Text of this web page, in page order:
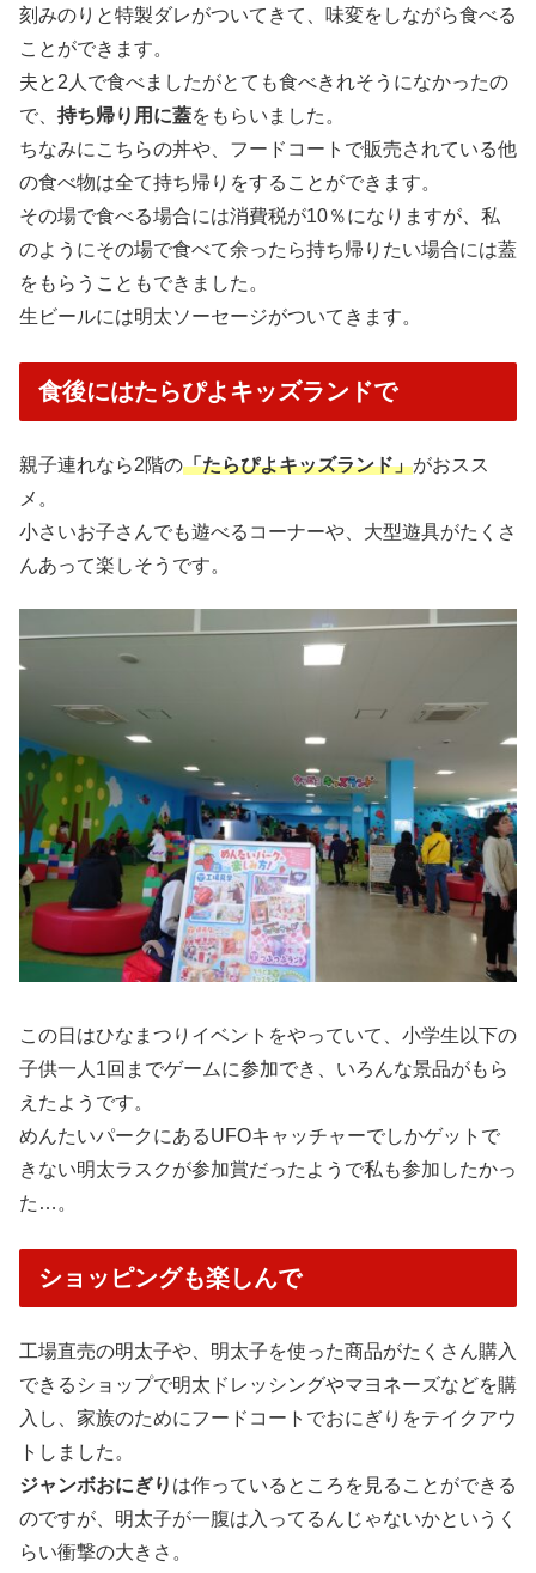
刻みのりと特製ダレがついてきて、味変をしながら食べる
ことができます。
夫と2人で食べましたがとても食べきれそうになかったの
で、 持ち帰り用に蓋をもらいました。
ちなみにこちらの丼や、フードコートで販売されている他
の食べ物は全て持ち帰りをすることができます。
その場で食べる場合には消費税が10％になりますが、私
のようにその場で食べて余ったら持ち帰りたい場合には蓋
をもらうこともできました。
生ビールには明太ソーセージがついてきます。
食後にはたらぴよキッズランドで
親子連れなら2階の「たらぴよキッズランド」がおスス
メ。
小さいお子さんでも遊べるコーナーや、大型遊具がたくさ
んあって楽しそうです。
この日はひなまつりイベントをやっていて、小学生以下の
子供一人1回までゲームに参加でき、いろんな景品がもら
えたようです。
めんたいパークにあるUFOキャッチャーでしかゲットで
きない明太ラスクが参加賞だったようで私も参加したかっ
た…。
ショッピングも楽しんで
工場直売の明太子や、明太子を使った商品がたくさん購入
できるショップで明太ドレッシングやマヨネーズなどを購
入し、家族のためにフードコートでおにぎりをテイクアウ
トしました。
ジャンボおにぎり は作っているところを見ることができる
のですが、明太子が一腹は入ってるんじゃないかというく
らい衝撃の大きさ。